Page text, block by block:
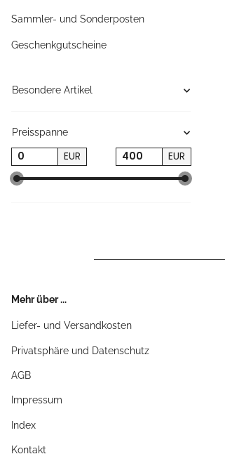
Sammler- und Sonderposten
Geschenkgutscheine
Besondere Artikel
Preisspanne
EUR EUR
Mehr über ...
Liefer- und Versandkosten
Privatsphäre und Datenschutz
AGB
Impressum
Index
Kontakt